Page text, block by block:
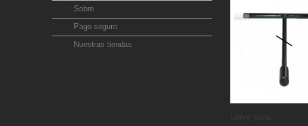
Sobre
Pago seguro
Nuestras tiendas